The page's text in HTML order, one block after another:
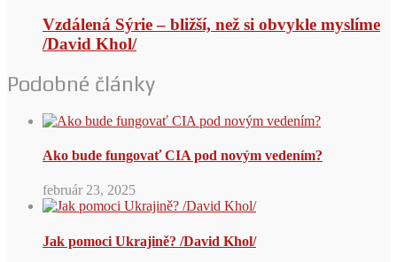
Vzdálená Sýrie – bližší, než si obvykle myslíme
/David Khol/
Podobné články
Ako bude fungovať CIA pod novým vedením?
február 23, 2025
Jak pomoci Ukrajině? /David Khol/